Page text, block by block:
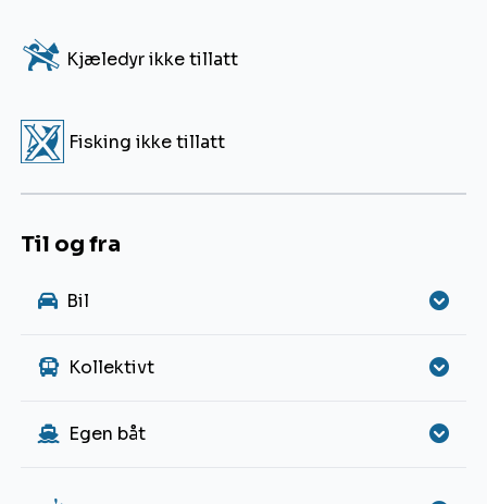
2 Kjæledyr ikke tillatt
Q Fisking ikke tillatt
Til og fra
Bil
Kollektivt
Egen båt